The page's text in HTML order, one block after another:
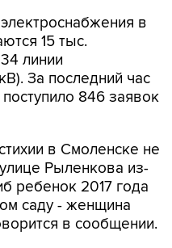
в
15 тыс.
линии
За последний час
846 заявок
в Смоленске не
Рыленкова из-
ребенок 2017 года
саду - женщина
в сообщении.